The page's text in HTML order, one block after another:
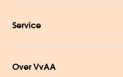
Service
Over VvAA